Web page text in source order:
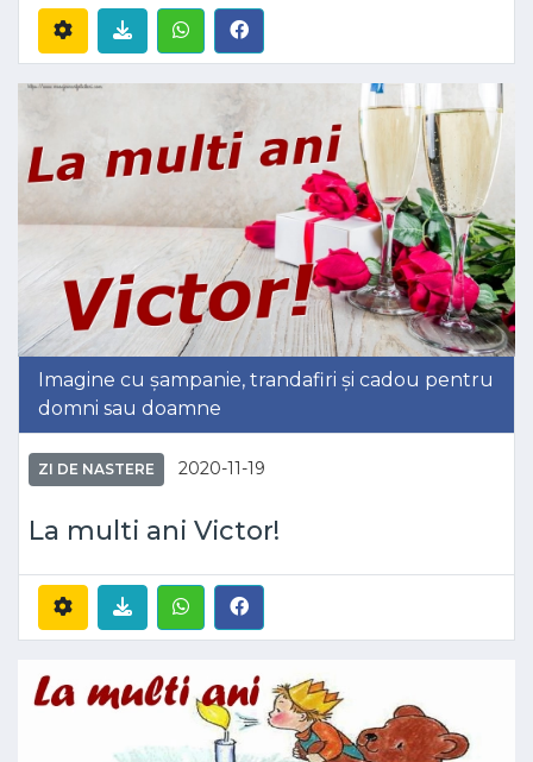
Imagine cu șampanie, trandafiri și cadou pentru
domni sau doamne
ZI DE NASTERE 2020-11-19
La multi ani Victor!